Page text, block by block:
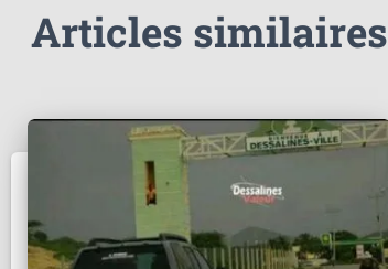
Articles similaires